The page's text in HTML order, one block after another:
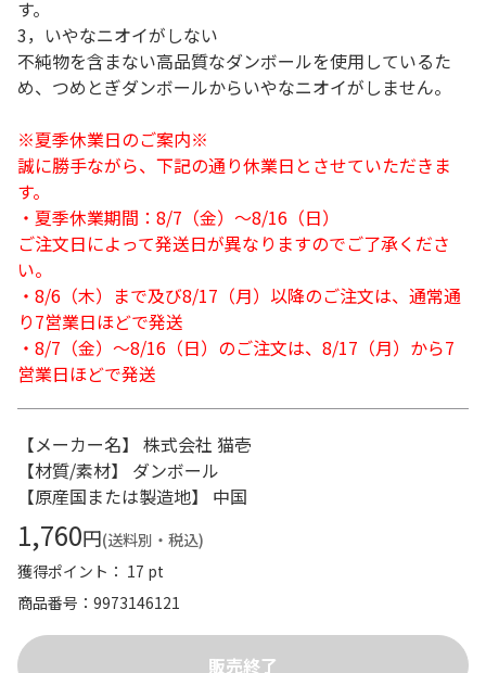
す。
3，いやなニオイがしない
不純物を含まない高品質なダンボールを使用しているた
め、つめとぎダンボールからいやなニオイがしません。
※夏季休業日のご案内※
誠に勝手ながら、下記の通り休業日とさせていただきま
す。
・夏季休業期間：8/7（金）～8/16（日）
ご注文日によって発送日が異なりますのでご了承くださ
い。
・8/6（木）まで及び8/17（月）以降のご注文は、通常通
り7営業日ほどで発送
・8/7（金）～8/16（日）のご注文は、8/17（月）から7
営業日ほどで発送
【メーカー名】 株式会社 猫壱
【材質/素材】 ダンボール
【原産国または製造地】 中国
1,760円(送料別・税込)
獲得ポイント： 17 pt
商品番号
9973146121